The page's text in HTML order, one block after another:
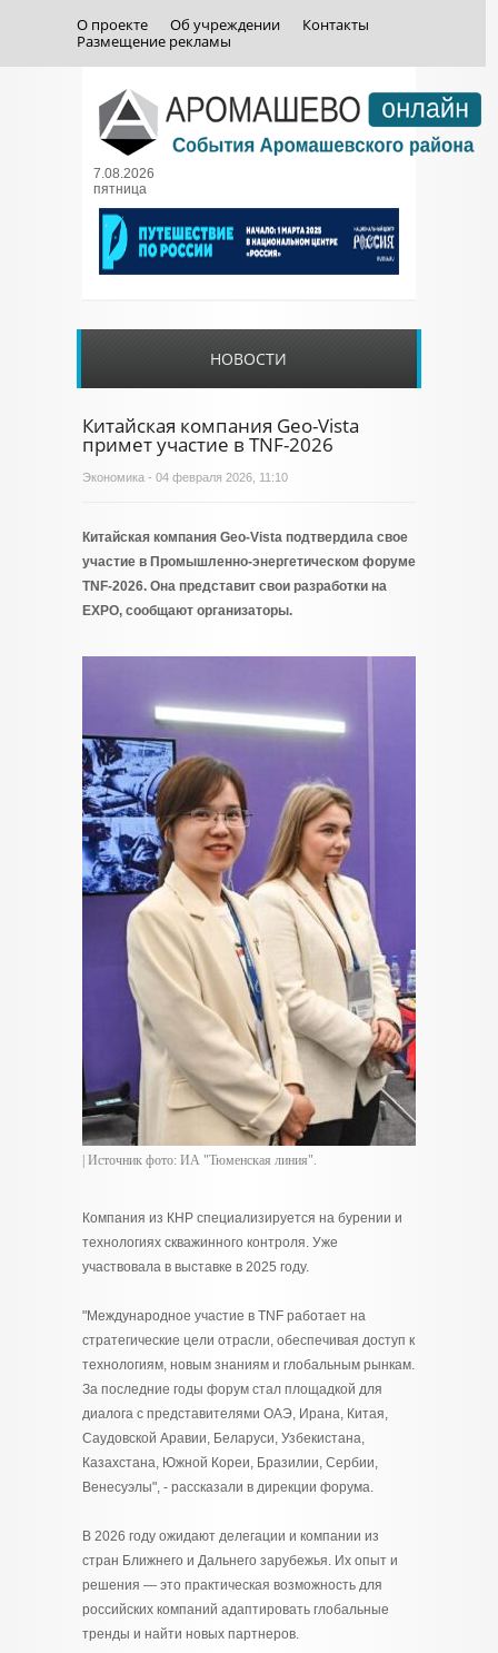
О проекте Об учреждении
Контакты
Размещение рекламы
7.08.2026
пятница
НОВОСТИ
Китайская компания Geo-Vista
примет участие в TNF-2026
Экономика - 04 февраля 2026, 11:10
Китайская компания Geo-Vista подтвердила свое
участие в Промышленно-энергетическом форуме
TNF-2026. Она представит свои разработки на
EXPO, сообщают организаторы.
| Источник фото: ИА "Тюменская линия".
Компания из КНР специализируется на бурении и
технологиях скважинного контроля. Уже
участвовала в выставке в 2025 году.
"Международное участие в TNF работает на
стратегические цели отрасли, обеспечивая доступ к
технологиям, новым знаниям и глобальным рынкам.
За последние годы форум стал площадкой для
диалога с представителями ОАЭ, Ирана, Китая,
Саудовской Аравии, Беларуси, Узбекистана,
Казахстана, Южной Кореи, Бразилии, Сербии,
Венесуэлы", - рассказали в дирекции форума.
В 2026 году ожидают делегации и компании из
стран Ближнего и Дальнего зарубежья. Их опыт и
решения — это практическая возможность для
российских компаний адаптировать глобальные
тренды и найти новых партнеров.